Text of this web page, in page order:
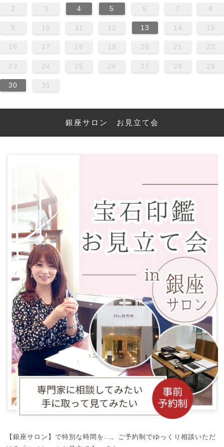
2 3 4 5 6 7 8
9 10 11 12 13 14 15
16 17 18 19 20 21 22
23 24 25 26 27 28 29
30 31
銀座サロン お見立て会
【銀座サロン】で特別な時間を…。ご予約制でゆっくり相談いただ